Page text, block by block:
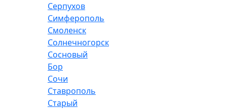
Серпухов
Симферополь
Смоленск
Солнечногорск
Сосновый
Бор
Сочи
Ставрополь
Старый